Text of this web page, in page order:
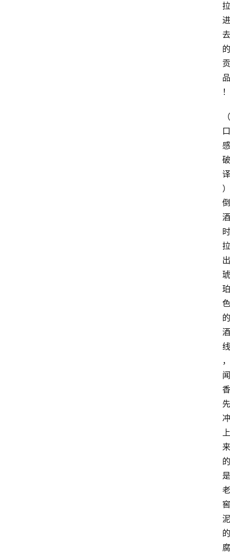
拉
进
去
的
贡
品
！
（
口
感
破
译
）
倒
酒
时
拉
出
琥
珀
色
的
酒
线
，
闻
香
先
冲
上
来
的
是
老
窖
泥
的
腐